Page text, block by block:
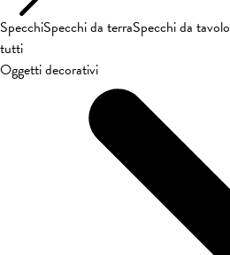
SpecchiSpecchi da terraSpecchi da tavolo
tutti
Oggetti decorativi